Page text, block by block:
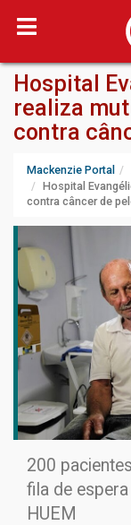
Hospital
realiza
contra
Mackenzie Portal
Hospital
contra câncer de
200
fila de
HUEM